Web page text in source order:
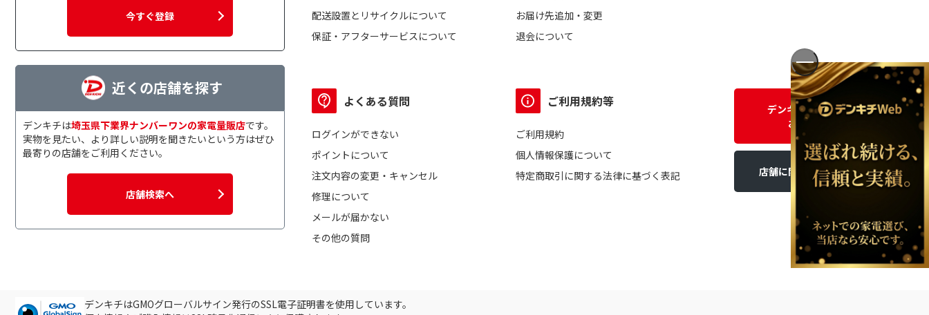
今すぐ登録
近くの店舗を探す
デンキチは埼玉県下業界ナンバーワンの家電量販店です。
実物を見たい、より詳しい説明を聞きたいという方はぜひ
最寄りの店舗をご利用ください。
店舗検索へ
配送設置とリサイクルについて
保証・アフターサービスについて
お届け先追加・変更
退会について
よくある質問
ログインができない
ポイントについて
注文内容の変更・キャンセル
修理について
メールが届かない
その他の質問
ご利用規約等
ご利用規約
個人情報保護について
特定商取引に関する法律に基づく表記
デンキチWEBに関する
お問い合わせ
店舗に関するお問い合わせ
デンキチはGMOグローバルサイン発行のSSL電子証明書を使用しています。